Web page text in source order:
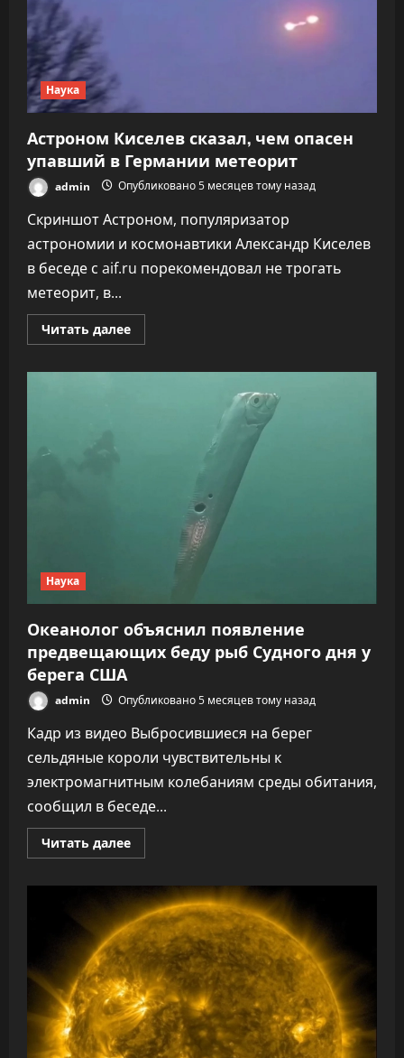
Наука
Астроном Киселев сказал, чем опасен
упавший в Германии метеорит
admin Опубликовано 5 месяцев тому назад
Скриншот Астроном, популяризатор
астрономии и космонавтики Александр Киселев
в беседе с aif.ru порекомендовал не трогать
метеорит, в...
Читать далееПрочитать
больше
Наука
Океанолог объяснил появление
предвещающих беду рыб Судного дня у
берега США
admin Опубликовано 5 месяцев тому назад
Кадр из видео Выбросившиеся на берег
сельдяные короли чувствительны к
электромагнитным колебаниям среды обитания,
сообщил в беседе...
Читать далееПрочитать
больше
объяснил
появление
предвещающих
беду
рыб
Судного
дня
у
берега
США